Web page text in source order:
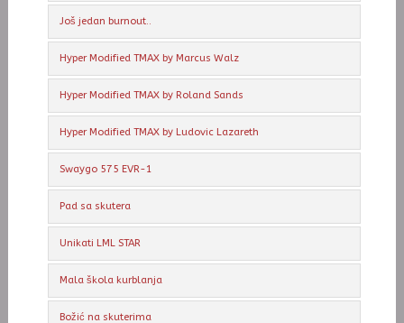
Još jedan burnout..
Hyper Modified TMAX by Marcus Walz
Hyper Modified TMAX by Roland Sands
Hyper Modified TMAX by Ludovic Lazareth
Swaygo 575 EVR-1
Pad sa skutera
Unikati LML STAR
Mala škola kurblanja
Božić na skuterima